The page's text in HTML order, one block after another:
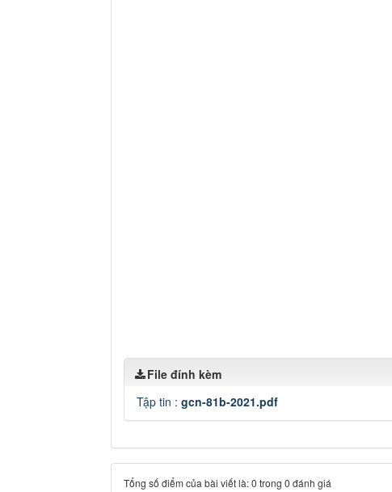
File đính kèm
Tập tin : gcn-81b-2021.pdf
Tổng số điểm của bài viết là: 0 trong 0 đánh giá